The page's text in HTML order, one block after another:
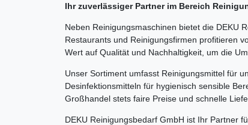
Ihr zuverlässiger Partner im Bereich
Neben Reinigungsmaschinen bietet die DEKU
Restaurants und Reinigungsfirmen profitieren
Wert auf Qualität und Nachhaltigkeit, um die
Unser Sortiment umfasst Reinigungsmittel für
Desinfektionsmitteln für hygienisch sensible
Großhandel stets faire Preise und schnelle
DEKU Reinigungsbedarf GmbH ist Ihr Partner